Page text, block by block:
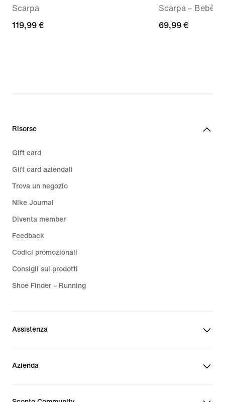
Scarpa
119,99
119,99 €
Scarpa – Bebè e
69,99
69,99 €
Risorse
Gift card
Gift card aziendali
Trova un negozio
Nike Journal
Diventa member
Feedback
Codici promozionali
Consigli sui prodotti
Shoe Finder – Running
Assistenza
Azienda